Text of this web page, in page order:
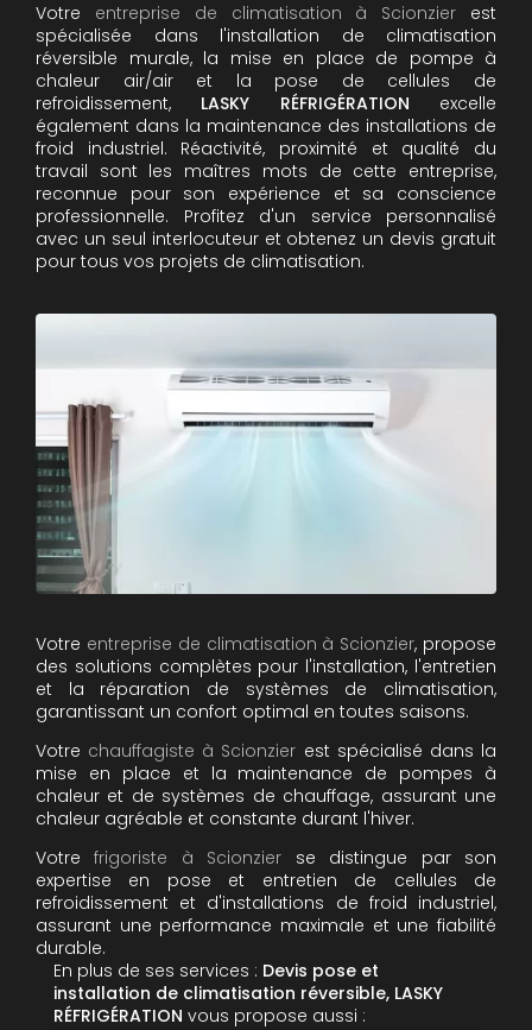
Votre entreprise de climatisation à Scionzier est
spécialisée dans l'installation de climatisation
réversible murale, la mise en place de pompe à
chaleur air/air et la pose de cellules de
refroidissement, LASKY RÉFRIGÉRATION excelle
également dans la maintenance des installations de
froid industriel. Réactivité, proximité et qualité du
travail sont les maîtres mots de cette entreprise,
reconnue pour son expérience et sa conscience
professionnelle. Profitez d'un service personnalisé
avec un seul interlocuteur et obtenez un devis gratuit
pour tous vos projets de climatisation.
Votre entreprise de climatisation à Scionzier, propose
des solutions complètes pour l'installation, l'entretien
et la réparation de systèmes de climatisation,
garantissant un confort optimal en toutes saisons.
Votre chauffagiste à Scionzier est spécialisé dans la
mise en place et la maintenance de pompes à
chaleur et de systèmes de chauffage, assurant une
chaleur agréable et constante durant l'hiver.
Votrefrigoriste à Scionzier se distingue par son
expertise en pose et entretien de cellules de
refroidissement et d'installations de froid industriel,
assurant une performance maximale et une fiabilité
durable.
En plus de ses services : Devis pose et
installation de climatisation réversible, LASKY
RÉFRIGÉRATION vous propose aussi :